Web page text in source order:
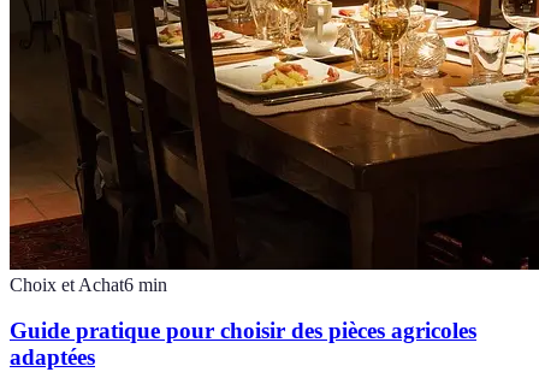
Choix et Achat6 min
Guide pratique pour choisir des pièces agricoles
adaptées